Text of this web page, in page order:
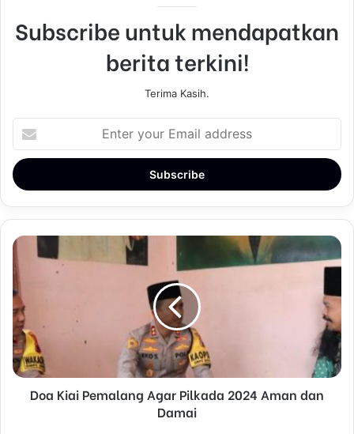
Subscribe untuk mendapatkan
berita terkini!
Terima Kasih.
e
y
u
E
m
a
i
l
a
d
Doa Kiai Pemalang Agar Pilkada 2024 Aman dan
Damai